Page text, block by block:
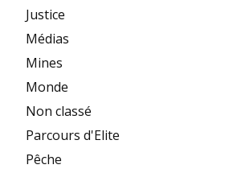
Justice
Médias
Mines
Monde
Non classé
Parcours d'Elite
Pêche